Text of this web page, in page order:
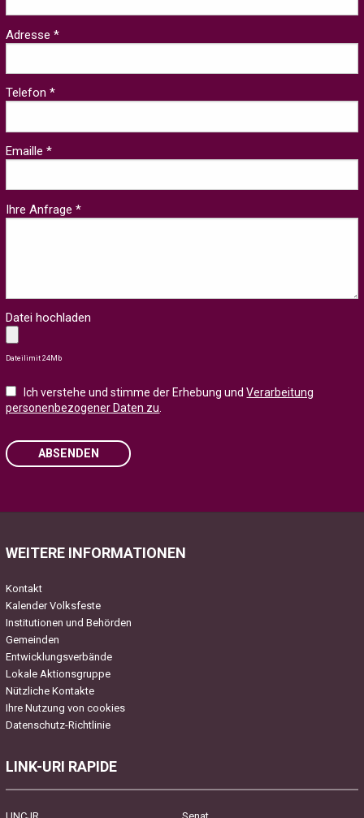
Adresse *
Telefon *
Emaille *
Ihre Anfrage *
Datei hochladen
Dateilimit 24Mb
Ich verstehe und stimme der Erhebung undVerarbeitung
personenbezogener Daten zu.
ABSENDEN
WEITERE INFORMATIONEN
Kontakt
Kalender Volksfeste
Institutionen und Behörden
Gemeinden
Entwicklungsverbände
Lokale Aktionsgruppe
Nützliche Kontakte
Ihre Nutzung von cookies
Datenschutz-Richtlinie
LINK-URI RAPIDE